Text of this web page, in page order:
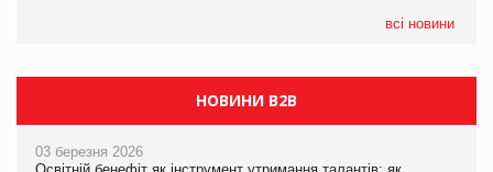
всі новини
НОВИНИ B2B
03 березня 2026